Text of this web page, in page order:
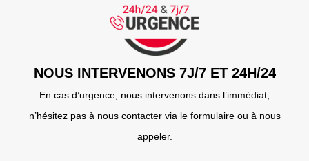
NOUS INTERVENONS 7J/7 ET 24H/24
En cas d’urgence, nous intervenons dans l’immédiat,
n’hésitez pas à nous contacter via le formulaire ou à nous
appeler.